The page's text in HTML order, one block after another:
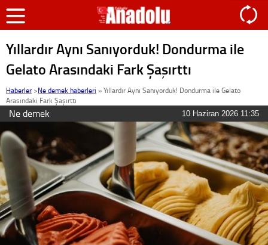
Yıllardır Aynı Sanıyorduk! Dondurma ile
Gelato Arasındaki Fark Şaşırttı
Haberler >Ne demek haberleri »Yıllardır Aynı Sanıyorduk! Dondurma ile Gelato
Arasındaki Fark Şaşırttı
Ne demek 10 Haziran 2026 11:35